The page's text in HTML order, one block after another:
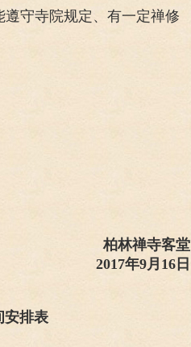
守寺院规定、有一定禅修
柏林禅寺客堂
2017年9月16日
安排表